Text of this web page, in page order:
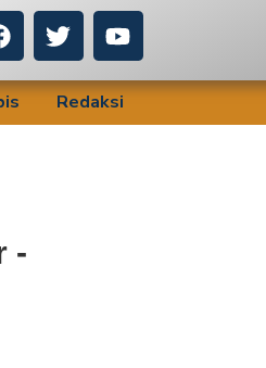
Redaksi
-